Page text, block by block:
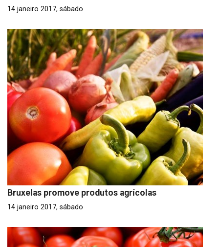
14 janeiro 2017, sábado
Bruxelas promove produtos agrícolas
14 janeiro 2017, sábado